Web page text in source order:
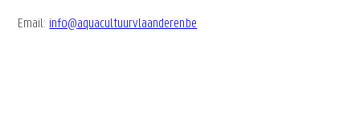
Email: info@aquacultuurvlaanderen.be